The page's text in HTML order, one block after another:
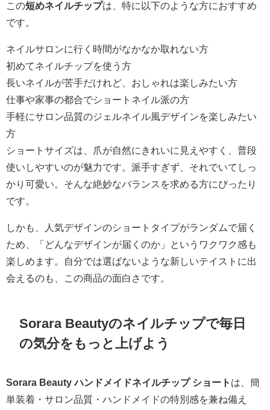
この短めネイルチップは、特に以下のような方におすすめ
です。
ネイルサロンに行く時間がなかなか取れない方
初めてネイルチップを使う方
長いネイルが苦手だけれど、おしゃれは楽しみたい方
仕事や家事の都合でショートネイル派の方
手軽にサロン品質のジェルネイル風デザインを楽しみたい
方
ショートサイズは、爪が自然にきれいに見えやすく、普段
使いしやすいのが魅力です。派手すぎず、それでいてしっ
かり可愛い。そんな絶妙なバランスを求める方にぴったり
です。
しかも、人気デザインのショートタイプがランダムで届く
ため、「どんなデザインが届くのか」というワクワク感も
楽しめます。自分では選ばないような新しいテイストに出
会えるのも、この商品の面白さです。
Sorara Beautyのネイルチップで毎日
の気分をもっと上げよう
Sorara Beauty ハンドメイドネイルチップ ショート は、簡
単装着・サロン品質・ハンドメイドの特別感を兼ね備え